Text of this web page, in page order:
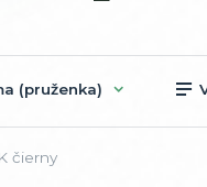
(pruženka)
čierny